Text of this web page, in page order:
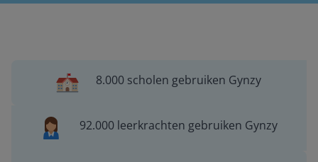
8.000 scholen gebruiken Gynzy
92.000 leerkrachten gebruiken Gynzy